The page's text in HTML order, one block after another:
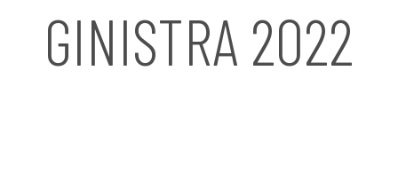
GINISTRA 2022